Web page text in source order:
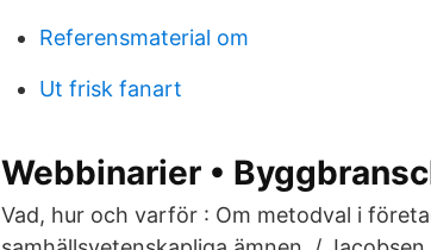
Referensmaterial om
Ut frisk fanart
Webbinarier •
Vad, hur och varför : Om metodval i